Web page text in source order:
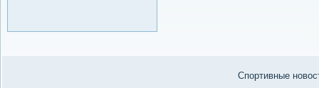
Спортивные